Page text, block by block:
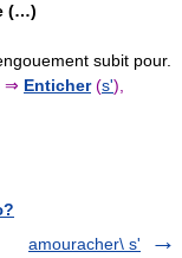
(…)
subit pour.
⇒ Enticher (s'),
amouracher\ s'